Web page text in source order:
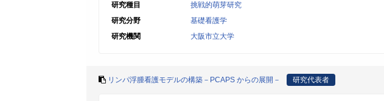
研究種目
挑戦的萌芽研究
研究分野
基礎看護学
研究機関
大阪市立大学
リンパ浮腫看護モデルの構築－PCAPS からの展開－ 研究代表者